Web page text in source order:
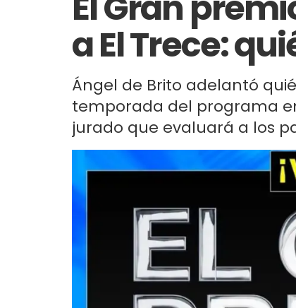
a El Trece:
Ángel de Brito adelantó
temporada del programa
jurado que evaluará a los